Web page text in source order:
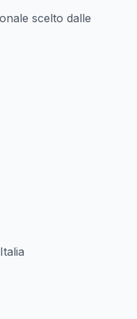
scelto dalle